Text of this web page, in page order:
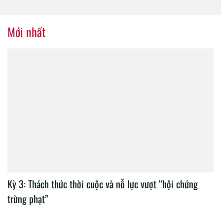
Mới nhất
Kỳ 3: Thách thức thời cuộc và nỗ lực vượt “hội chứng
trừng phạt”